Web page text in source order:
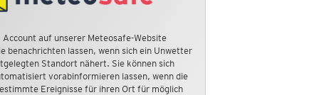
Account auf unserer Meteosafe-Website
benachrichten lassen, wenn sich ein Unwetter
Standort nähert. Sie können sich
vorabinformieren lassen, wenn die
Ereignisse für ihren Ort für möglich